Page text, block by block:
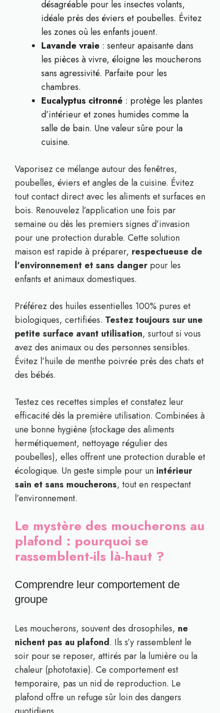
désagréable pour les insectes volants,
idéale près des éviers et poubelles. Évitez
les zones où les enfants jouent.
Lavande vraie : senteur apaisante dans
les pièces à vivre, éloigne les moucherons
sans agressivité. Parfaite pour les
chambres.
Eucalyptus citronné : protège les plantes
d’intérieur et zones humides comme la
salle de bain. Une valeur sûre pour la
cuisine.
Vaporisez ce mélange autour des fenêtres,
poubelles, éviers et angles de la cuisine. Évitez
tout contact direct avec les aliments et surfaces en
bois. Renouvelez l’application une fois par
semaine ou dès les premiers signes d’invasion
pour une protection durable. Cette solution
maison est rapide à préparer, respectueuse de
l’environnement et sans dangerpour les
enfants et animaux domestiques.
Préférez des huiles essentielles 100% pures et
biologiques, certifiées. Testez toujours sur une
petite surface avant utilisation, surtout si vous
avez des animaux ou des personnes sensibles.
Évitez l’huile de menthe poivrée près des chats et
des bébés.
Testez ces recettes simples et constatez leur
efficacité dès la première utilisation. Combinées à
une bonne hygiène (stockage des aliments
hermétiquement, nettoyage régulier des
poubelles), elles offrent une protection durable et
écologique. Un geste simple pour un intérieur
sain et sans moucherons, tout en respectant
l’environnement.
Le mystère des moucherons au
plafond : pourquoi se
rassemblent-ils là-haut ?
Comprendre leur comportement de
groupe
Les moucherons, souvent des drosophiles, ne
nichent pas au plafond. Ils s’y rassemblent le
soir pour se reposer, attirés par la lumière ou la
chaleur (phototaxie). Ce comportement est
temporaire, pas un nid de reproduction. Le
plafond offre un refuge sûr loin des dangers